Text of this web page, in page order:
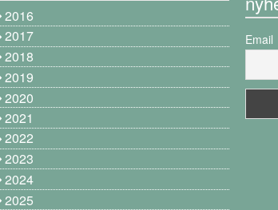
2016
2017
2018
2019
2020
2021
2022
2023
2024
2025
Email